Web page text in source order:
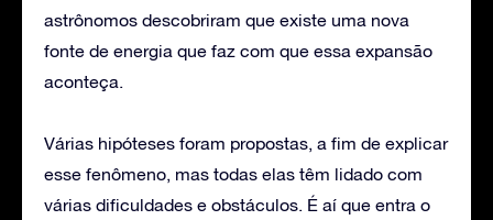
astrônomos descobriram que existe uma nova
fonte de energia que faz com que essa expansão
aconteça.
Várias hipóteses foram propostas, a fim de explicar
esse fenômeno, mas todas elas têm lidado com
várias dificuldades e obstáculos. É aí que entra o